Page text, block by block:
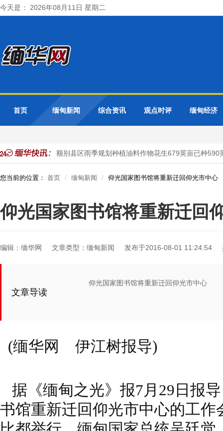
今天是： 2026年08月11日 星期二
首页 缅甸新闻 综合资讯 观点时评 缅甸经济
马圭省额别县区雨季规划种植油料作物花生679英亩已种590英
您当前的位置： 首页 缅甸新闻 仰光国家图书馆将重新迁回仰光市中心
仰光国家图书馆将重新迁回
编辑：缅华网 文章类型：缅甸新闻 发布于2016-08-01 11:24:54
文章导读
仰光国家图书馆将重新迁回仰光市中心
(缅华网 伊江树报导)
据《缅甸之光》报7月29日报
书馆重新迁回仰光市中心的工作